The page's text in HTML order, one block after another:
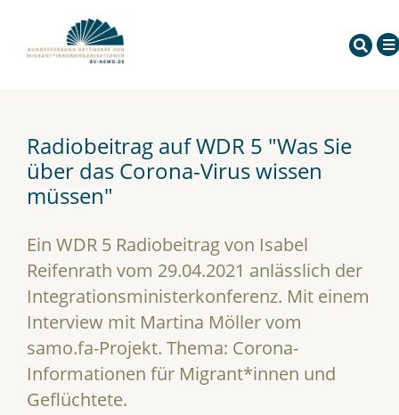
Radiobeitrag auf WDR 5 "Was Sie
über das Corona-Virus wissen
müssen"
Ein WDR 5 Radiobeitrag von Isabel
Reifenrath vom 29.04.2021 anlässlich der
Integrationsministerkonferenz. Mit einem
Interview mit Martina Möller vom
samo.fa-Projekt. Thema: Corona-
Informationen für Migrant*innen und
Geflüchtete.